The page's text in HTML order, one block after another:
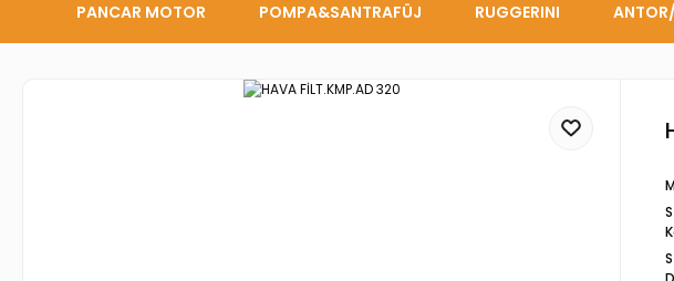
PANCAR MOTOR POMPA&SANTRAFÜJ RUGGERINI